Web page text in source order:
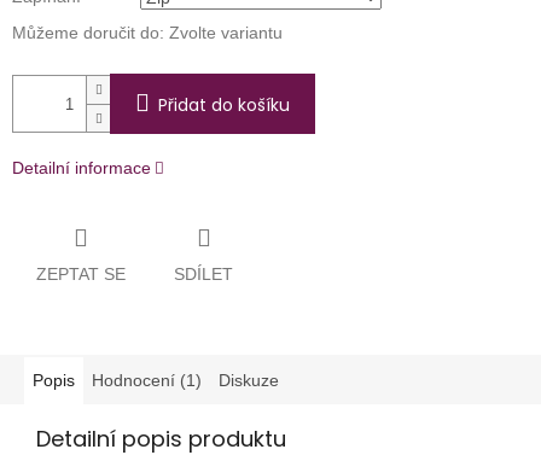
Můžeme doručit do: Zvolte variantu
Přidat do košíku
Detailní informace
ZEPTAT SE SDÍLET
Popis Hodnocení (1) Diskuze
Detailní popis produktu